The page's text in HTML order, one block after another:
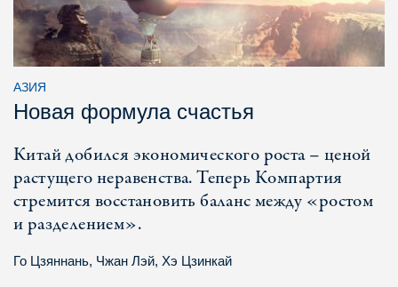
АЗИЯ
Новая формула счастья
Китай добился экономического роста – ценой
растущего неравенства. Теперь Компартия
стремится восстановить баланс между «ростом
и разделением».
Го Цзяннань, Чжан Лэй, Хэ Цзинкай